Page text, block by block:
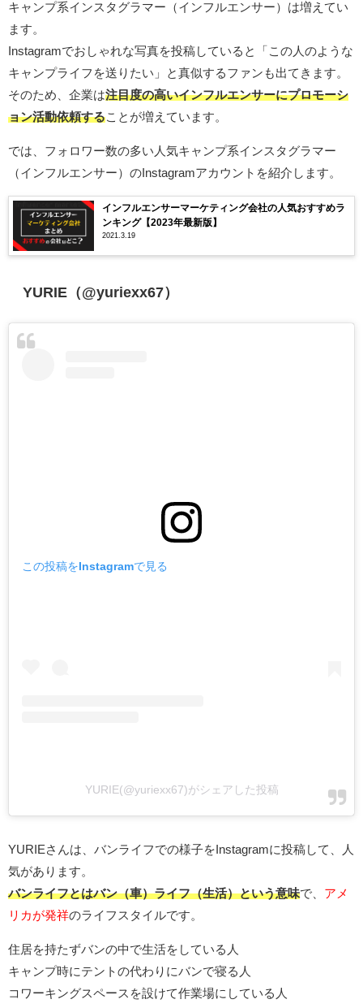
キャンプ系インスタグラマー（インフルエンサー）は増えてい
ます。
Instagramでおしゃれな写真を投稿していると「この人のような
キャンプライフを送りたい」と真似するファンも出てきます。
そのため、企業は注目度の高いインフルエンサーにプロモーシ
ョン活動依頼することが増えています。
では、フォロワー数の多い人気キャンプ系インスタグラマー
（インフルエンサー）のInstagramアカウントを紹介します。
インフルエンサーマーケティング会社の人気おすすめラ
ンキング【2023年最新版】
2021.3.19
YURIE（@yuriexx67）
この投稿をInstagramで見る
YURIE(@yuriexx67)がシェアした投稿
YURIEさんは、バンライフでの様子をInstagramに投稿して、人
気があります。
バンライフとはバン（車）ライフ（生活）という意味で、 アメ
リカが発祥のライフスタイルです。
住居を持たずバンの中で生活をしている人
キャンプ時にテントの代わりにバンで寝る人
コワーキングスペースを設けて作業場にしている人